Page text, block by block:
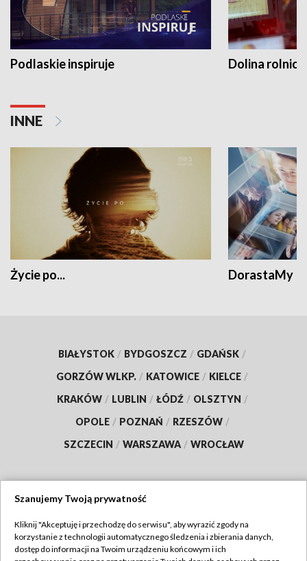
Podlaskie inspiruje Dolina
INNE
Życie po... DorastaMy
BIAŁYSTOK / BYDGOSZCZ / GDAŃSK /
GORZÓW WLKP. / KATOWICE / KIELCE /
KRAKÓW / LUBLIN / ŁÓDŹ / OLSZTYN /
OPOLE / POZNAŃ / RZESZÓW /
SZCZECIN / WARSZAWA / WROCŁAW
TVP
Szanujemy Twoją prywatność
Kliknij "Akceptuję i przechodzę do serwisu", aby wyrazić zgody na
korzystanie z technologii automatycznego śledzenia i zbierania danych,
dostęp do informacji na Twoim urządzeniu końcowym i ich